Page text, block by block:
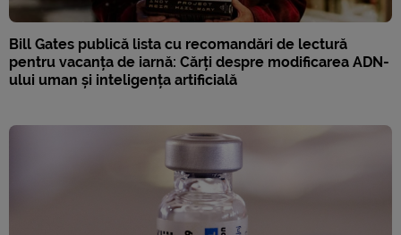
Bill Gates publică lista cu recomandări de lectură
pentru vacanța de iarnă: Cărți despre modificarea ADN-
ului uman și inteligența artificială